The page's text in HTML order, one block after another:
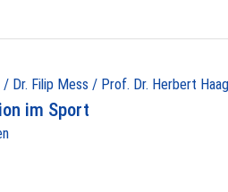
/ Dr. Filip Mess / Prof. Dr. Herbert
im Sport